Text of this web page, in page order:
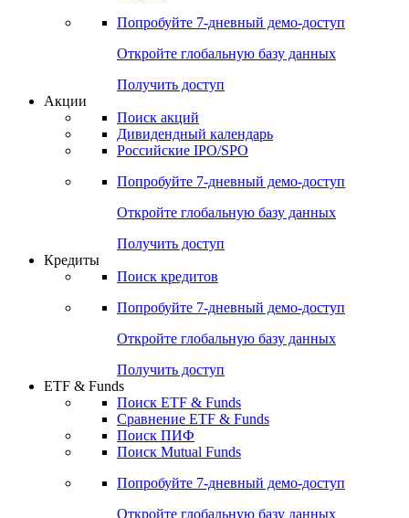
Попробуйте 7-дневный демо-доступ
Откройте глобальную базу данных
Получить доступ
Акции
Поиск акций
Дивидендный календарь
Российские IPO/SPO
Попробуйте 7-дневный демо-доступ
Откройте глобальную базу данных
Получить доступ
Кредиты
Поиск кредитов
Попробуйте 7-дневный демо-доступ
Откройте глобальную базу данных
Получить доступ
ETF & Funds
Поиск ETF & Funds
Сравнение ETF & Funds
Поиск ПИФ
Поиск Mutual Funds
Попробуйте 7-дневный демо-доступ
Откройте глобальную базу данных